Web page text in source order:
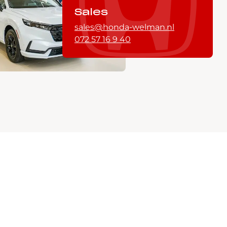
Sales
sales@honda-welman.nl
072 57 16 9 40